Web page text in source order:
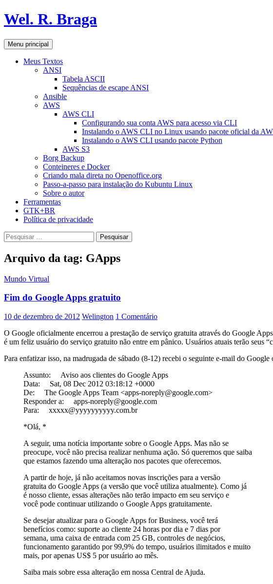
Pular
para
conteúdo
Wel. R. Braga
Pesquisar
Menu principal
Meus Textos
ANSI
Tabela ASCII
Sequências de escape ANSI
Ansible
AWS
AWS CLI
Configurando sua conta AWS para acesso via CLI
Instalando o AWS CLI no Linux usando pacote oficial da
Instalando o AWS CLI usando pacote Python
AWS S3
Borg Backup
Conteineres e Docker
Criando mala direta no Openoffice.org
Passo-a-passo para instalação do Kubuntu Linux
Sobre o autor
Ferramentas
GTK+BR
Política de privacidade
Pesquisar
por:
Arquivo da tag: GApps
Mundo Virtual
Fim do Google Apps gratuito
10 de dezembro de 2012 Welington 1 Comentário
O Google oficialmente encerrou a prestação de serviço gratuita através do Google
é um feliz usuário do serviço gratuito não entre em pânico. Usuários atuais terão seus
Para enfatizar isso, na madrugada de sábado (8-12) recebi o seguinte e-mail do
Assunto: Aviso aos clientes do Google Apps
Data: Sat, 08 Dec 2012 03:18:12 +0000
De: The Google Apps Team <apps-noreply@google.com>
Responder a: apps-noreply@google.com
Para: xxxxx@yyyyyyyyyy.com.br
*Olá, *
A seguir, uma notícia importante sobre o Google Apps. Mas não se
preocupe, você não precisa realizar nenhuma ação. Só queremos que saiba
que estamos fazendo uma alteração nos pacotes que oferecemos.
A partir de hoje, já não aceitamos novas inscrições para a versão
gratuita do Google Apps (a versão que você utiliza atualmente). Como já
é nosso cliente, essas alterações não terão impacto em seu serviço e
você pode continuar utilizando o Google Apps gratuitamente.
Se desejar atualizar para o Google Apps for Business, você terá
benefícios como: suporte ao cliente 24 horas por dia e 7 dias por
semana, uma caixa de entrada com 25 GB, controles de negócios,
funcionamento garantido por 99,9% do tempo, usuários ilimitados e muito
mais, por apenas US$ 5 por usuário ao mês.
Saiba mais sobre essa alteração em nossa Central de Ajuda.